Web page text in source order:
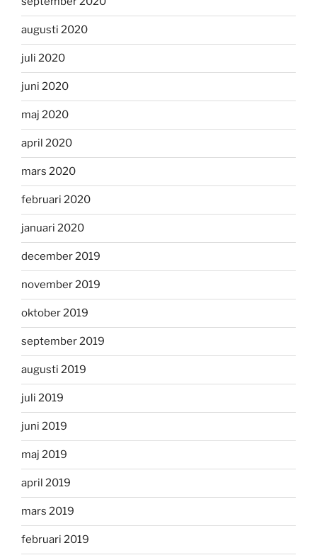
augusti 2020
juli 2020
juni 2020
maj 2020
april 2020
mars 2020
februari 2020
januari 2020
december 2019
november 2019
oktober 2019
september 2019
augusti 2019
juli 2019
juni 2019
maj 2019
april 2019
mars 2019
februari 2019